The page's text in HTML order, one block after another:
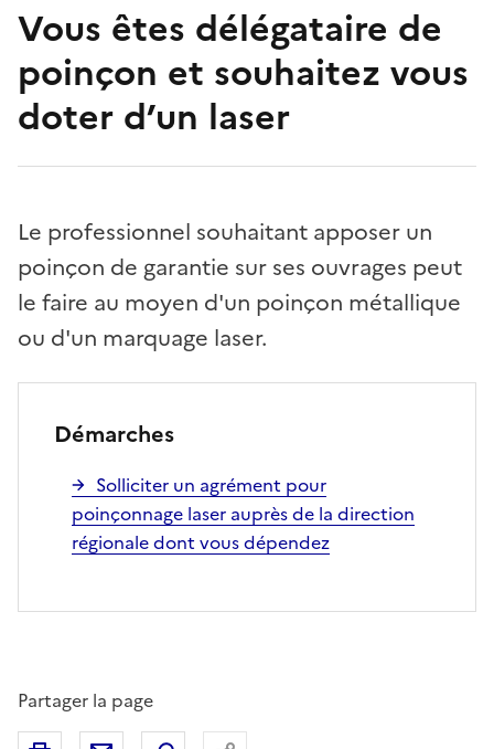
Vous êtes délégataire de
poinçon et souhaitez vous
doter d’un laser
Le professionnel souhaitant apposer un
poinçon de garantie sur ses ouvrages peut
le faire au moyen d'un poinçon métallique
ou d'un marquage laser.
Démarches
Solliciter un agrément pour
poinçonnage laser auprès de la direction
régionale dont vous dépendez
Partager la page